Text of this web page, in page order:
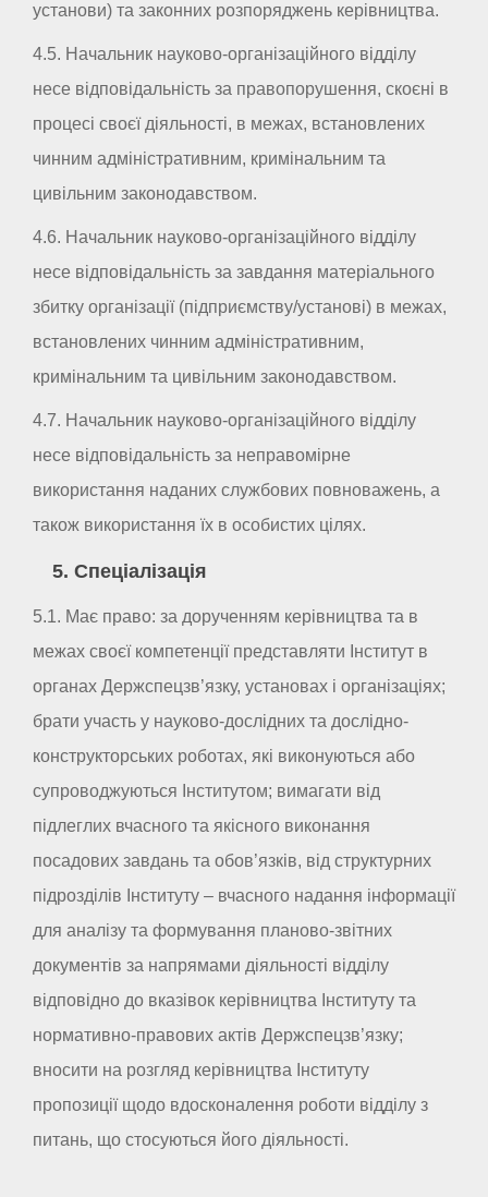
установи) та законних розпоряджень керівництва.
4.5. Начальник науково-організаційного відділу
несе відповідальність за правопорушення, скоєні в
процесі своєї діяльності, в межах, встановлених
чинним адміністративним, кримінальним та
цивільним законодавством.
4.6. Начальник науково-організаційного відділу
несе відповідальність за завдання матеріального
збитку організації (підприємству/установі) в межах,
встановлених чинним адміністративним,
кримінальним та цивільним законодавством.
4.7. Начальник науково-організаційного відділу
несе відповідальність за неправомірне
використання наданих службових повноважень, а
також використання їх в особистих цілях.
5. Спеціалізація
5.1. Має право: за дорученням керівництва та в
межах своєї компетенції представляти Інститут в
органах Держспецзв’язку, установах і організаціях;
брати участь у науково-дослідних та дослідно-
конструкторських роботах, які виконуються або
супроводжуються Інститутом; вимагати від
підлеглих вчасного та якісного виконання
посадових завдань та обов’язків, від структурних
підрозділів Інституту – вчасного надання інформації
для аналізу та формування планово-звітних
документів за напрямами діяльності відділу
відповідно до вказівок керівництва Інституту та
нормативно-правових актів Держспецзв’язку;
вносити на розгляд керівництва Інституту
пропозиції щодо вдосконалення роботи відділу з
питань, що стосуються його діяльності.